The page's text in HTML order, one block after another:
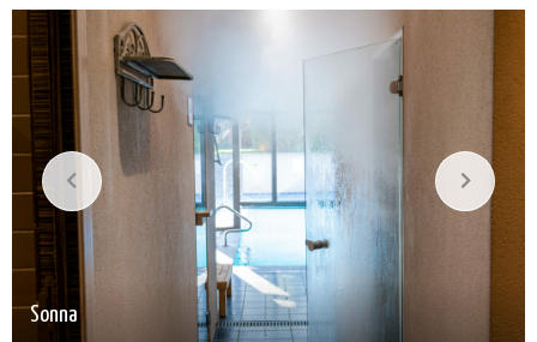
Sonna